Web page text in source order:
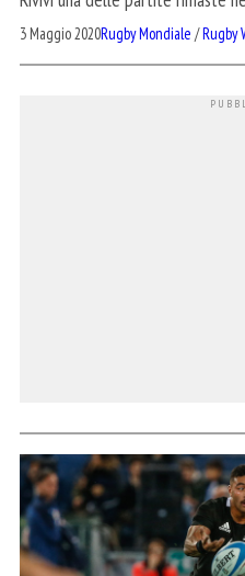
3 Maggio 2020Rugby Mondiale /Rugby